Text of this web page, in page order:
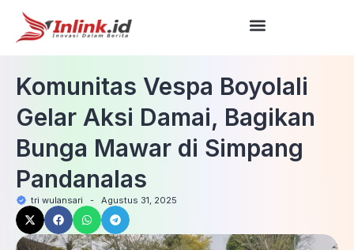
Komunitas Vespa Boyolali
Gelar Aksi Damai, Bagikan
Bunga Mawar di Simpang
Pandanalas
tri wulansari - Agustus 31, 2025